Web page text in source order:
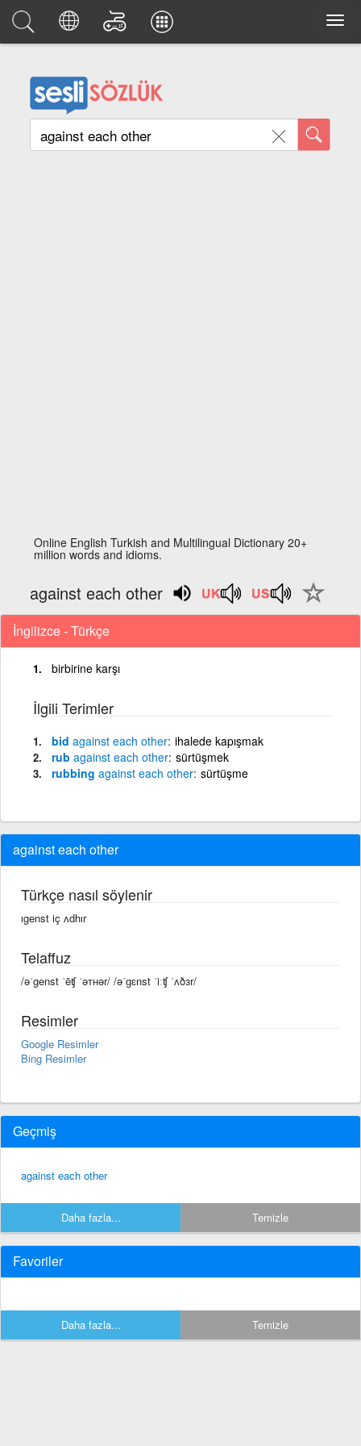
Online English Turkish and Multilingual Dictionary 20+
million words and idioms.
against each other
İngilizce - Türkçe
birbirine karşı
İlgili Terimler
bid against each other ihalede kapışmak
rub against each other sürtüşmek
rubbing against each other sürtüşme
against each other
Türkçe nasıl söylenir
ıgenst iç ʌdhır
Telaffuz
/əˈgenst ˈēʧ ˈəᴛʜər/ /əˈɡɛnst ˈiːʧ ˈʌðɜr/
Resimler
Google Resimler
Bing Resimler
Geçmiş
against each other
Daha fazla... Temizle
Favoriler
Daha fazla... Temizle